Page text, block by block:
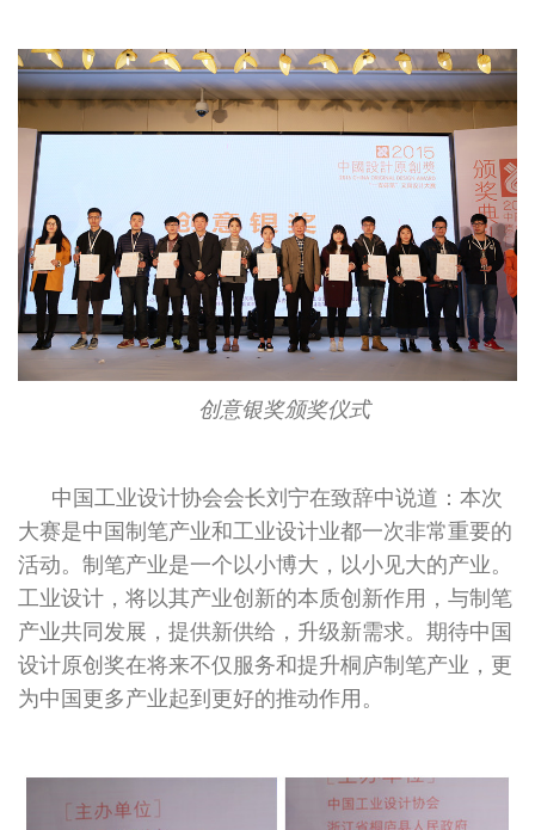
创意银奖颁奖仪式
中国工业设计协会会长刘宁在致辞中说道：本次
大赛是中国制笔产业和工业设计业都一次非常重要的
活动。制笔产业是一个以小博大，以小见大的产业。
工业设计，将以其产业创新的本质创新作用，与制笔
产业共同发展，提供新供给，升级新需求。期待中国
设计原创奖在将来不仅服务和提升桐庐制笔产业，更
为中国更多产业起到更好的推动作用。